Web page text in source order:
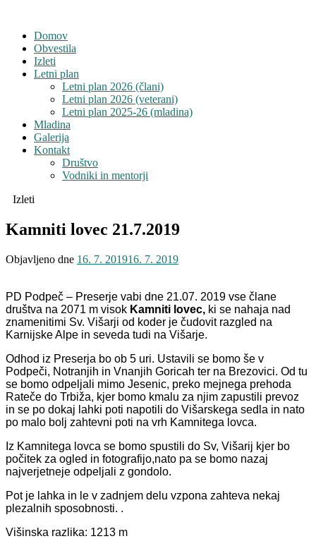
Domov
Obvestila
Izleti
Letni plan
Letni plan 2026 (člani)
Letni plan 2026 (veterani)
Letni plan 2025-26 (mladina)
Mladina
Galerija
Kontakt
Društvo
Vodniki in mentorji
Izleti
Kamniti lovec 21.7.2019
Objavljeno dne 16. 7. 201916. 7. 2019
PD Podpeč – Preserje vabi dne 21.07. 2019 vse člane
društva na 2071 m visok Kamniti lovec, ki se nahaja nad
znamenitimi Sv. Višarji od koder je čudovit razgled na
Karnijske Alpe in seveda tudi na Višarje.
Odhod iz Preserja bo ob 5 uri. Ustavili se bomo še v
Podpeči, Notranjih in Vnanjih Goricah ter na Brezovici. Od tu
se bomo odpeljali mimo Jesenic, preko mejnega prehoda
Rateče do Trbiža, kjer bomo kmalu za njim zapustili prevoz
in se po dokaj lahki poti napotili do Višarskega sedla in nato
po malo bolj zahtevni poti na vrh Kamnitega lovca.
Iz Kamnitega lovca se bomo spustili do Sv, Višarij kjer bo
počitek za ogled in fotografijo,nato pa se bomo nazaj
najverjetneje odpeljali z gondolo.
Pot je lahka in le v zadnjem delu vzpona zahteva nekaj
plezalnih sposobnosti. .
Višinska razlika: 1213 m